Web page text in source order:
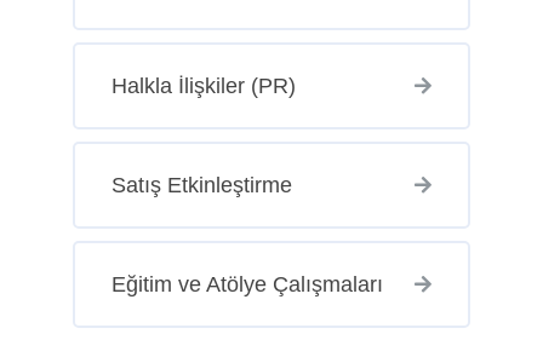
Halkla İlişkiler (PR)
Satış Etkinleştirme
Eğitim ve Atölye Çalışmaları